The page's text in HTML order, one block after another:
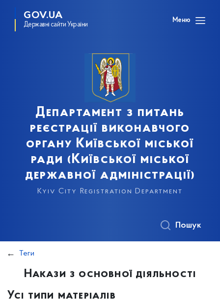
GOV.UA
Державні сайти України
Меню
Департамент з питань
реєстрації виконавчого
органу Київської міської
ради (Київської міської
державної адміністрації)
Kyiv City Registration Department
Пошук
Теги
Накази з основної діяльності
Усі типи матеріалів